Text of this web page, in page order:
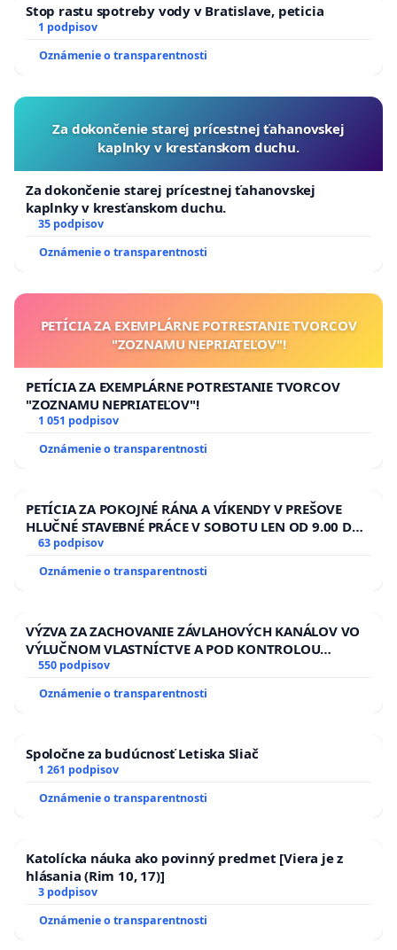
Stop rastu spotreby vody v Bratislave, peticia
1 podpisov
Oznámenie o transparentnosti
Za dokončenie starej prícestnej ťahanovskej
kaplnky v kresťanskom duchu.
Za dokončenie starej prícestnej ťahanovskej
kaplnky v kresťanskom duchu.
35 podpisov
Oznámenie o transparentnosti
PETÍCIA ZA EXEMPLÁRNE POTRESTANIE TVORCOV
"ZOZNAMU NEPRIATEĽOV"!
PETÍCIA ZA EXEMPLÁRNE POTRESTANIE TVORCOV
"ZOZNAMU NEPRIATEĽOV"!
1 051 podpisov
Oznámenie o transparentnosti
PETÍCIA ZA POKOJNÉ RÁNA A VÍKENDY V PREŠOVE
HLUČNÉ STAVEBNÉ PRÁCE V SOBOTU LEN OD 9.00 DO
13.00 HOD., CEZ PRACOVNÝ TÝŽDEŇ CIEĽ 8.00 – 18.00
ĎUMBIERSKEJ/MAGU
63 podpisov
Oznámenie o transparentnosti
VÝZVA ZA ZACHOVANIE ZÁVLAHOVÝCH KANÁLOV VO
VÝLUČNOM VLASTNÍCTVE A POD KONTROLOU
SLOVENSKEJ REPUBLIKY & žiadosť na riešenie
kanálov na Slovensku
550 podpisov
Oznámenie o transparentnosti
Spoločne za budúcnosť Letiska Sliač
1 261 podpisov
Oznámenie o transparentnosti
Katolícka náuka ako povinný predmet [Viera je z
hlásania (Rim 10, 17)]
3 podpisov
Oznámenie o transparentnosti